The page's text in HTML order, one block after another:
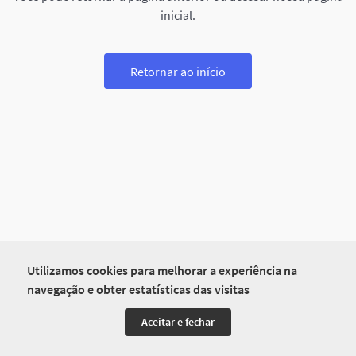
Utilizamos cookies para melhorar a experiência na
navegação e obter estatísticas das visitas
Aceitar e fechar
inicial.
Retornar ao início